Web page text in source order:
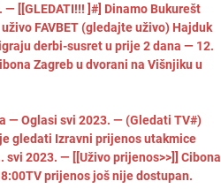
[[GLEDATI!!! ]#] Dinamo Bukurešt
FAVBET (gledajte uživo) Hajduk
derbi-susret u prije 2 dana — 12.
Zagreb u dvorani na Višnjiku u
— Oglasi svi 2023. — (Gledati TV#)
gledati Izravni prijenos utakmice
2023. — [[Uživo prijenos>>]] Cibona
prijenos još nije dostupan.